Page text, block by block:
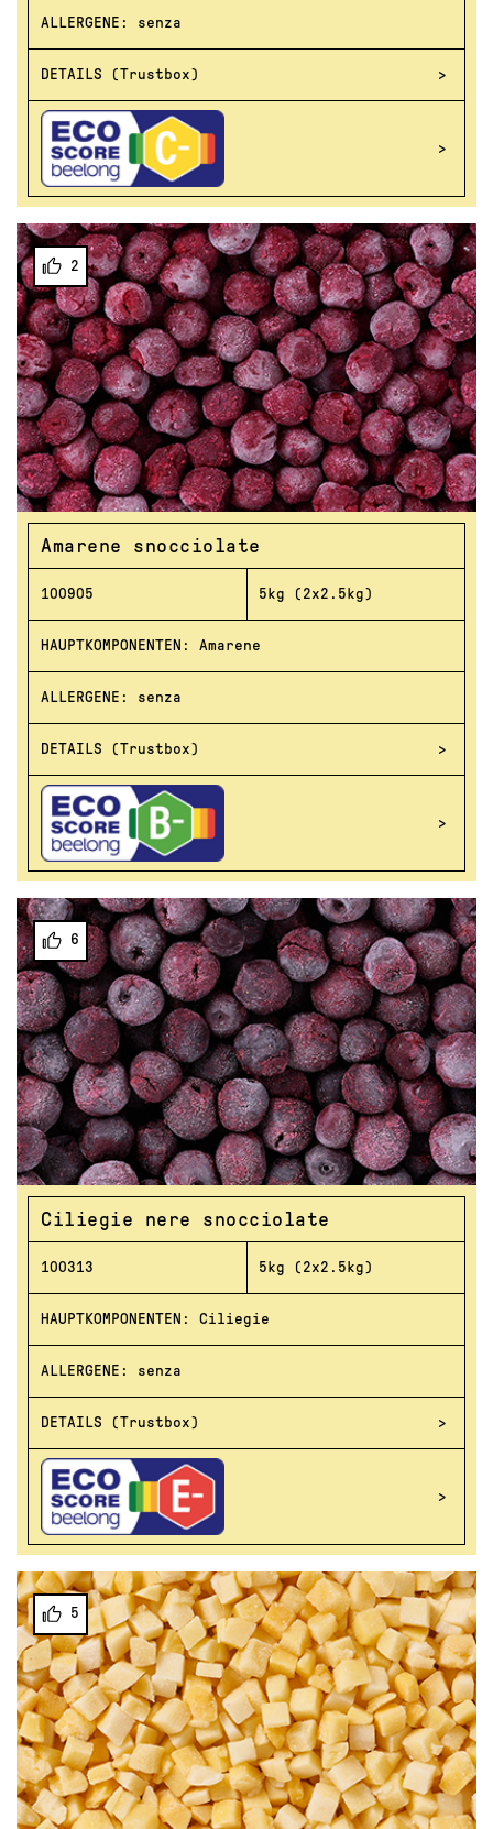
ALLERGENE: senza
DETAILS (Trustbox)
2
Amarene snocciolate
100905 5kg (2x2.5kg)
HAUPTKOMPONENTEN: Amarene
ALLERGENE: senza
DETAILS (Trustbox)
6
Ciliegie nere snocciolate
100313 5kg (2x2.5kg)
HAUPTKOMPONENTEN: Ciliegie
ALLERGENE: senza
DETAILS (Trustbox)
5